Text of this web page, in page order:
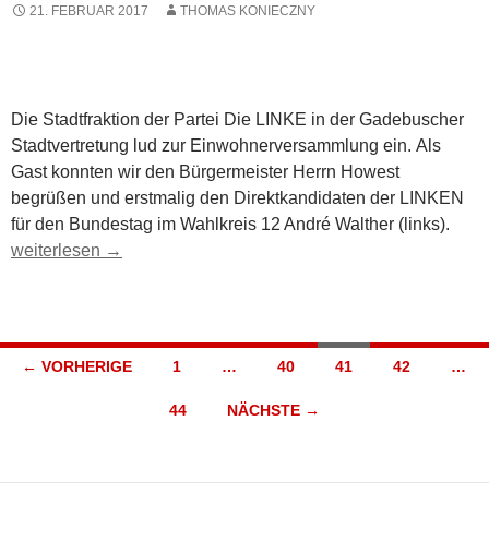
21. FEBRUAR 2017 THOMAS KONIECZNY
Die Stadtfraktion der Partei Die LINKE in der Gadebuscher
Stadtvertretung lud zur Einwohnerversammlung ein. Als
Gast konnten wir den Bürgermeister Herrn Howest
begrüßen und erstmalig den Direktkandidaten der LINKEN
für den Bundestag im Wahlkreis 12 André Walther (links).
Reges Interesse auf der Einwohnerversammlung
weiterlesen →
Beitragsnavigation
← VORHERIGE 1 … 40 41 42 …
44 NÄCHSTE →